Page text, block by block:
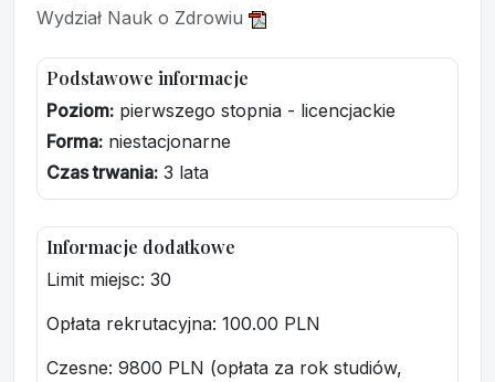
Wydział Nauk o Zdrowiu
Podstawowe informacje
Poziom: pierwszego stopnia - licencjackie
Forma: niestacjonarne
Czas trwania: 3 lata
Informacje dodatkowe
Limit miejsc: 30
Opłata rekrutacyjna: 100.00 PLN
Czesne: 9800 PLN (opłata za rok studiów,